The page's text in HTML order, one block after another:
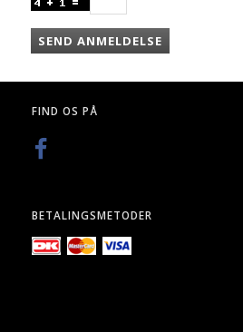
SEND ANMELDELSE
FIND OS PÅ
BETALINGSMETODER